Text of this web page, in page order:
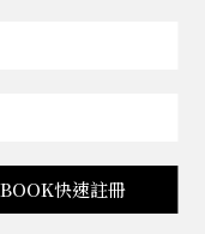
快速註冊